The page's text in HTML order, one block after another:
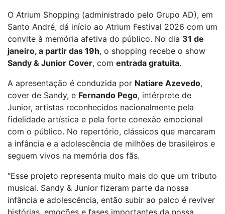
O Atrium Shopping (administrado pelo Grupo AD), em
Santo André, dá início ao Atrium Festival 2026 com um
convite à memória afetiva do público. No dia 31 de
janeiro, a partir das 19h, o shopping recebe o show
Sandy & Junior Cover, com entrada gratuita.
A apresentação é conduzida por Natiare Azevedo,
cover de Sandy, e Fernando Pego, intérprete de
Junior, artistas reconhecidos nacionalmente pela
fidelidade artística e pela forte conexão emocional
com o público. No repertório, clássicos que marcaram
a infância e a adolescência de milhões de brasileiros e
seguem vivos na memória dos fãs.
“Esse projeto representa muito mais do que um tributo
musical. Sandy & Junior fizeram parte da nossa
infância e adolescência, então subir ao palco é reviver
histórias, emoções e fases importantes da nossa